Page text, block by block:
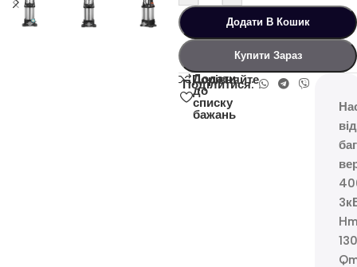
Додати В Кошик
Купити Зараз
Порівняйте
Додати
до
списку
бажань
Поділитися: